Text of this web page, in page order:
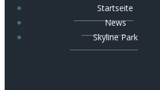
Startseite
News
Skyline Park